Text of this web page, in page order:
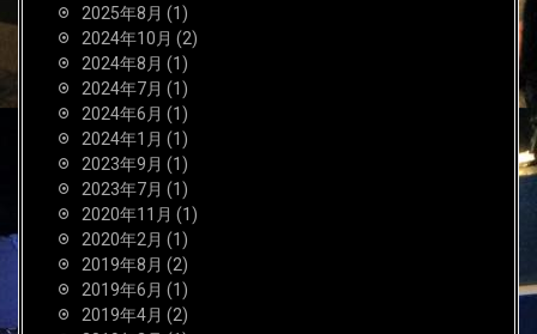
2025年8月 (1)
2024年10月 (2)
2024年8月 (1)
2024年7月 (1)
2024年6月 (1)
2024年1月 (1)
2023年9月 (1)
2023年7月 (1)
2020年11月 (1)
2020年2月 (1)
2019年8月 (2)
2019年6月 (1)
2019年4月 (2)